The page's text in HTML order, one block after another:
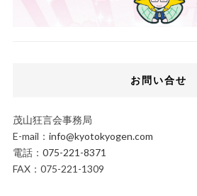
お問い合せ
茂山狂言会事務局
E-mail： info@kyotokyogen.com
電話： 075-221-8371
FAX：075-221-1309